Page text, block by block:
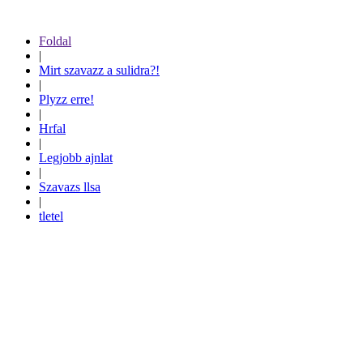
Foldal
|
Mirt szavazz a sulidra?!
|
Plyzz erre!
|
Hrfal
|
Legjobb ajnlat
|
Szavazs llsa
|
tletel